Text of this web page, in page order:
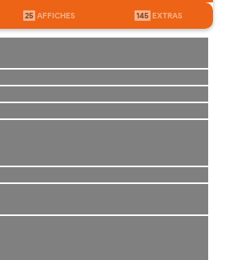
25 AFFICHES 145 EXTRAS